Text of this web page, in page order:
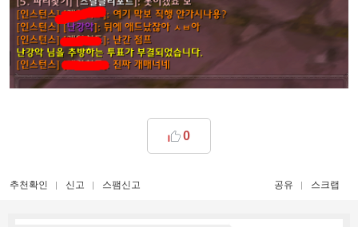
0
추천확인 신고 스팸신고 공유 스크랩